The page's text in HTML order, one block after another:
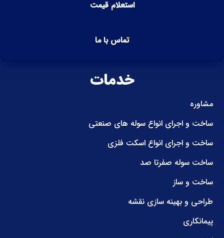
استعلام قیمت
تماس با ما
خدمات
مشاوره
ساخت و اجرای انواع سوله های صنعتی
ساخت و اجرای انواع اسکت فلزی
ساخت سوله صفرتا صد
ساخت و ساز
طراحی و بهینه سازی نقشه
پیمانکاری